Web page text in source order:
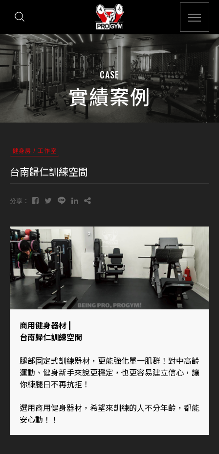
CASE
實績案例
健身房 / 工作室
台南歸仁訓練空間
分享：
商用健身器材 |
台南歸仁訓練空間
腿部固定式訓練器材，更能強化單一肌群！對中高齡
運動、健身新手來說更穩定，也更容易建立信心，讓
你練腿日不再抗拒！
選用商用健身器材，希望來訓練的人不分年齡，都能
安心動！！